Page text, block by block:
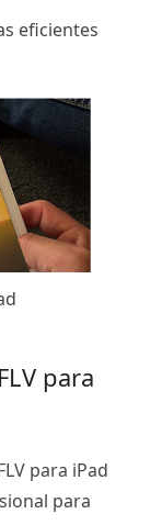
eficientes
para
para iPad
para